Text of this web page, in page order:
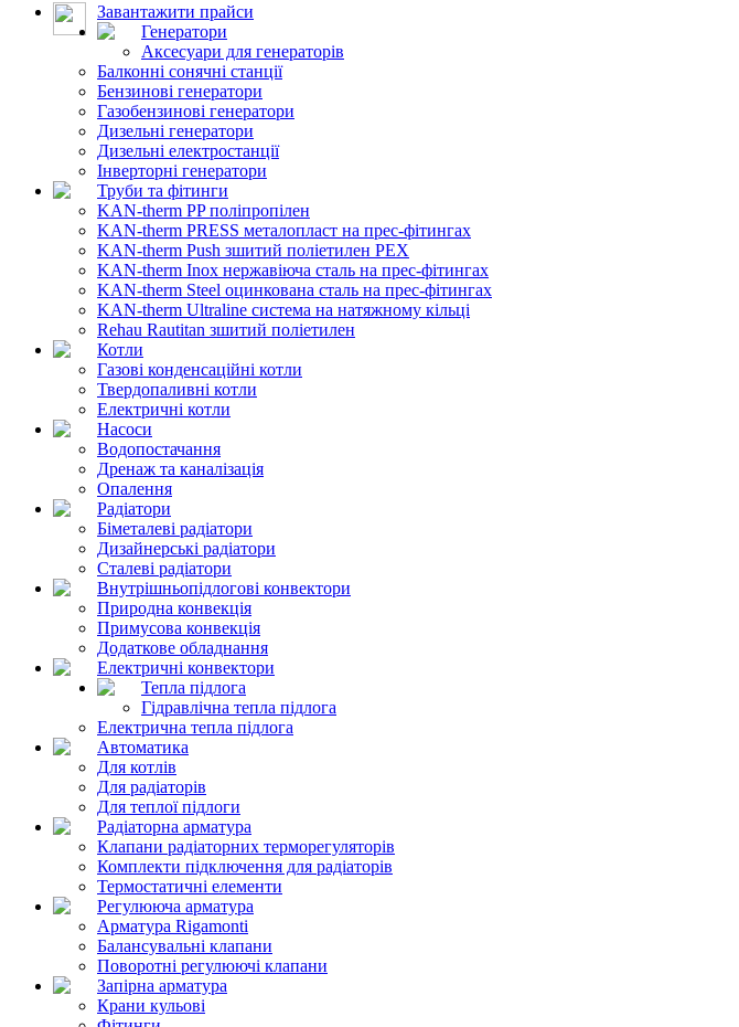
Завантажити прайси
Генератори
Аксесуари для генераторів
Балконні сонячні станції
Бензинові генератори
Газобензинові генератори
Дизельні генератори
Дизельні електростанції
Інверторні генератори
Труби та фітинги
KAN-therm PP поліпропілен
KAN-therm PRESS металопласт на прес-фітингах
KAN-therm Push зшитий поліетилен PEX
KAN-therm Inox нержавіюча сталь на прес-фітингах
KAN-therm Steel оцинкована сталь на прес-фітингах
KAN-therm Ultraline система на натяжному кільці
Rehau Rautitan зшитий поліетилен
Котли
Газові конденсаційні котли
Твердопаливні котли
Електричні котли
Насоси
Водопостачання
Дренаж та каналізація
Опалення
Радіатори
Біметалеві радіатори
Дизайнерські радіатори
Сталеві радіатори
Внутрішньопідлогові конвектори
Природна конвекція
Примусова конвекція
Додаткове обладнання
Електричні конвектори
Тепла підлога
Гідравлічна тепла підлога
Електрична тепла підлога
Автоматика
Для котлів
Для радіаторів
Для теплої підлоги
Радіаторна арматура
Клапани радіаторних терморегуляторів
Комплекти підключення для радіаторів
Термостатичні елементи
Регулююча арматура
Арматура Rigamonti
Балансувальні клапани
Поворотні регулюючі клапани
Запірна арматура
Крани кульові